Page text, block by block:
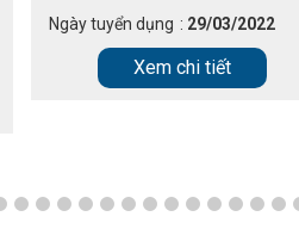
Ngày tuyển dụng : 29/03/2022
Xem chi tiết